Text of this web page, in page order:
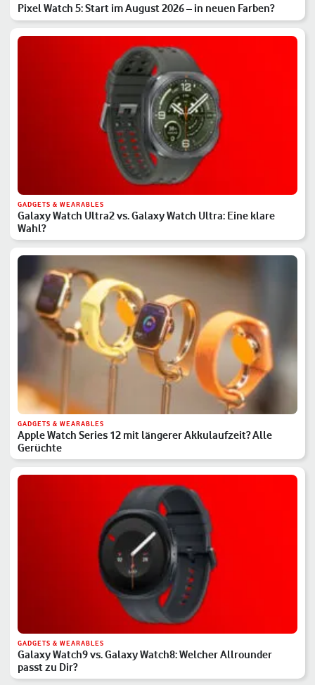
Pixel Watch 5: Start im August 2026 – in neuen Farben?
GADGETS & WEARABLES
Galaxy Watch Ultra2 vs. Galaxy Watch Ultra: Eine klare
Wahl?
GADGETS & WEARABLES
Apple Watch Series 12 mit längerer Akkulaufzeit? Alle
Gerüchte
GADGETS & WEARABLES
Galaxy Watch9 vs. Galaxy Watch8: Welcher Allrounder
passt zu Dir?